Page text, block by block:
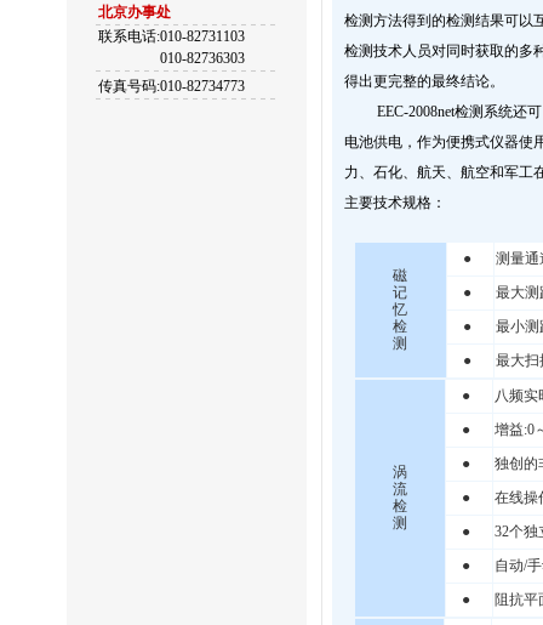
北京办事处
联系电话:010-82731103
010-82736303
传真号码:010-82734773
检测方法得到的检测结果可以
检测技术人员对同时获取的多
得出更完整的最终结论。
EEC-2008net检测系统还可
电池供电，作为便携式仪器使
力、石化、航天、航空和军工
主要技术规格：
磁
记
忆
检
测
●
测量通
●
最大测
●
最小测
●
最大扫
涡
流
检
测
●
八频实
●
增益:0
●
独创的
●
在线操
●
32个独
●
自动/
●
阻抗平